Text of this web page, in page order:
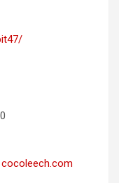
cocoleech.com